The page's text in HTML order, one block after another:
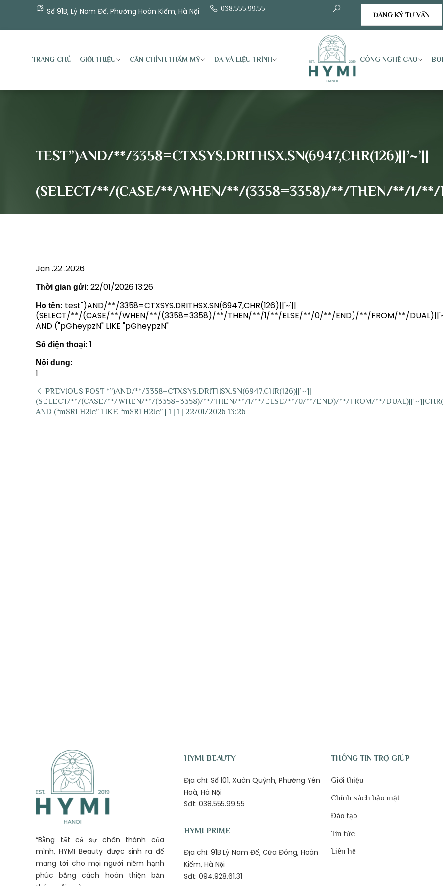
Số 91B, Lý Nam Đế, Phường Hoàn Kiếm, Hà Nội
038.555.99.55
ĐĂNG KÝ TƯ VẤN
TRANG CHỦ GIỚI THIỆU CĂN CHỈNH THẨM MỸ DA VÀ LIỆU TRÌNH CÔNG NGHỆ CAO
TEST”)AND/**/3358=CTXSYS.DRITHSX.SN(6947,CHR(126)||’~’||
(SELECT/**/(CASE/**/WHEN/**/(3358=3358)/**/THEN/**/1/
Jan .22 .2026
Thời gian gửi: 22/01/2026 13:26
Họ tên: test")AND/**/3358=CTXSYS.DRITHSX.SN(6947,CHR(126)||'~'||
(SELECT/**/(CASE/**/WHEN/**/(3358=3358)/**/THEN/**/1/**/ELSE/**/0/**/END)/**/FROM/**/
AND ("pGheypzN" LIKE "pGheypzN"
Số điện thoại: 1
Nội dung:
1
PREVIOUS POST *”)AND/**/3358=CTXSYS.DRITHSX.SN(6947,CHR(126)||’~’||
(SELECT/**/(CASE/**/WHEN/**/(3358=3358)/**/THEN/**/1/**/ELSE/**/0/**/END)/**/FROM/**/
AND (“mSRLH2Ic” LIKE “mSRLH2Ic” | 1 | 1 | 22/01/2026 13:26
“Bằng tất cả sự chân thành của
mình, HYMI Beauty được sinh ra để
mang tới cho mọi người niềm hạnh
phúc bằng cách hoàn thiện bản
HYMI BEAUTY
Địa chỉ: Số 101, Xuân Quỳnh, Phường Yên
Hoà, Hà Nội
Sđt: 038.555.99.55
HYMI PRIME
Địa chỉ: 91B Lý Nam Đế, Cửa Đông, Hoàn
Kiếm, Hà Nội
Sđt: 094.928.61.31
THÔNG TIN TRỢ GIÚP
Giới thiệu
Chính sách bảo mật
Đào tạo
Tin tức
Liên hệ